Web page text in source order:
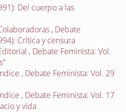
Del cuerpo a las
, Debate
Crítica y censura
, Debate Feminista: Vol.
, Debate Feminista: Vol. 29
, Debate Feminista: Vol. 17
y vida